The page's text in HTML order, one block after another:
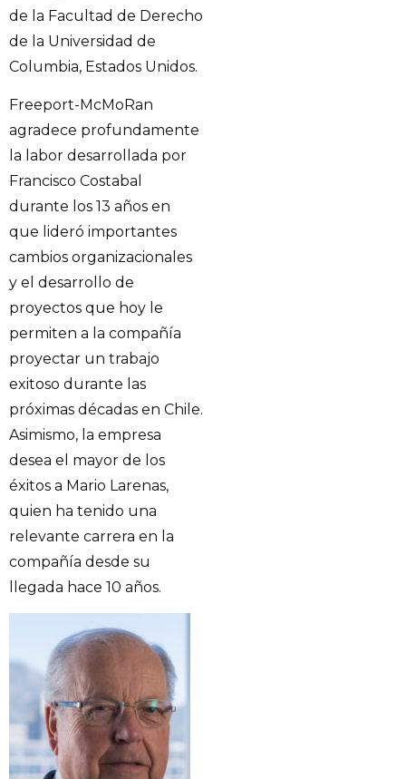
de la Facultad de Derecho
de la Universidad de
Columbia, Estados Unidos.
Freeport-McMoRan
agradece profundamente
la labor desarrollada por
Francisco Costabal
durante los 13 años en
que lideró importantes
cambios organizacionales
y el desarrollo de
proyectos que hoy le
permiten a la compañía
proyectar un trabajo
exitoso durante las
próximas décadas en Chile.
Asimismo, la empresa
desea el mayor de los
éxitos a Mario Larenas,
quien ha tenido una
relevante carrera en la
compañía desde su
llegada hace 10 años.